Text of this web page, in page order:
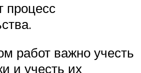
процесс
работ важно учесть
и учесть их